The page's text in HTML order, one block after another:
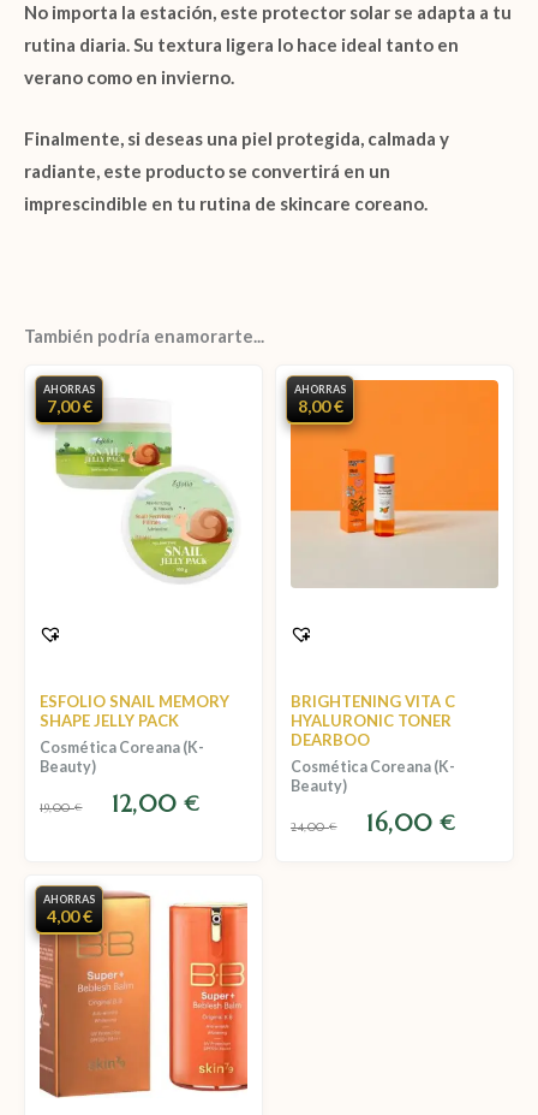
No importa la estación, este protector solar se adapta a tu
rutina diaria. Su textura ligera lo hace ideal tanto en
verano como en invierno.
Finalmente, si deseas una piel protegida, calmada y
radiante, este producto se convertirá en un
imprescindible en tu rutina de skincare coreano.
También podría enamorarte...
AHORRAS
7,00 €
ESFOLIO SNAIL MEMORY
SHAPE JELLY PACK
Cosmética Coreana (K-
Beauty)
19,00€ 12,00€
AHORRAS
8,00 €
BRIGHTENING VITA C
HYALURONIC TONER
DEARBOO
Cosmética Coreana (K-
Beauty)
24,00€ 16,00€
AHORRAS
4,00 €